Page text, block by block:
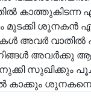
കാത്തുകിടന്ന
ശുനകൻ
അവർ വാതിൽ
നിങ്ങൾ
മിനുക്കി സുഖിക്കും
കാക്കും